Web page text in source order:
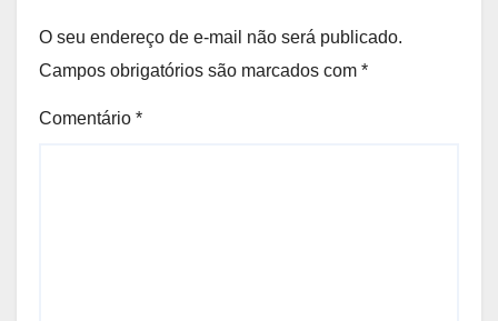
O seu endereço de e-mail não será publicado.
Campos obrigatórios são marcados com *
Comentário *